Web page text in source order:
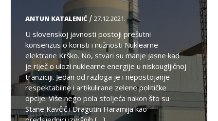
ANTUN KATALENIĆ /27.12.2021.
U slovenskoj javnosti postoji prešutni
konsenzus o koristi i nužnosti Nuklearne
elektrane Krško. No, stvari su manje jasne kad
je riječ o ulozi nuklearne energije u niskougljičnoj
tranziciji. Jedan od razloga je i nepostojanje
respektabilne i artikulirane zelene političke
opcije. Više nego pola stoljeća nakon što su
Stane Kavčič i Dragutin Haramija kao